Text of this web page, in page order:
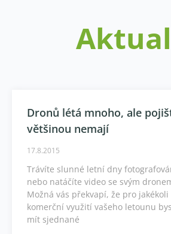
Dronů létá mnoho, ale
většinou nemají
17.8.2015
Trávíte slunné letní dny
nebo natáčíte video se svým
Možná vás překvapí, že pro jakékoli
komerční využití vašeho letounu
mít sjednané